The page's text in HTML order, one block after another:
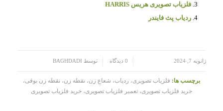
فلزیاب تصویری هریس HARRIS
ردیاب پث فایندر
ژانویه 7, 2024 0 دیدگاه توسط BAGHDADI
برچسب ها: فلزیاب تصویری، ردیاب، شعاع زن، نقطه زن، نقطه زن بوقی،
خرید فلزیاب تصویری، تعمیر فلزیاب تصویری، خرید فلزیاب تصویری